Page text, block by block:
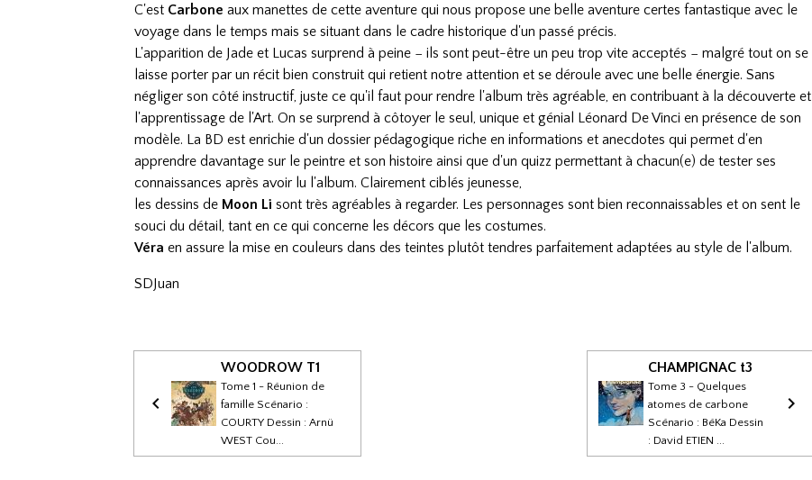
C'est Carbone aux manettes de cette aventure qui nous propose une belle aventure certes fantastique avec le
voyage dans le temps mais se situant dans le cadre historique d'un passé précis.
L'apparition de Jade et Lucas surprend à peine − ils sont peut-être un peu trop vite acceptés − malgré tout on se
laisse porter par un récit bien construit qui retient notre attention et se déroule avec une belle énergie. Sans
négliger son côté instructif, juste ce qu'il faut pour rendre l'album très agréable, en contribuant à la découverte et
l'apprentissage de l'Art. On se surprend à côtoyer le seul, unique et génial Léonard De Vinci en présence de son
modèle. La BD est enrichie d'un dossier pédagogique riche en informations et anecdotes qui permet d'en
apprendre davantage sur le peintre et son histoire ainsi que d'un quizz permettant à chacun(e) de tester ses
connaissances après avoir lu l'album. Clairement ciblés jeunesse,
les dessins de Moon Li sont très agréables à regarder. Les personnages sont bien reconnaissables et on sent le
souci du détail, tant en ce qui concerne les décors que les costumes.
Véraen assure la mise en couleurs dans des teintes plutôt tendres parfaitement adaptées au style de l'album.
SDJuan
WOODROW T1
Tome 1 - Réunion de
famille Scénario :
COURTY Dessin : Arnü
WEST Cou...
CHAMPIGNAC t3
Tome 3 - Quelques
atomes de carbone
Scénario : BéKa Dessin
: David ETIEN ...